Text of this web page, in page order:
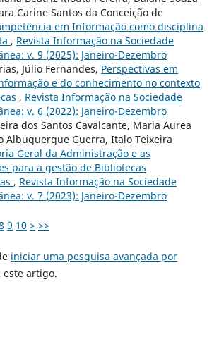
Carine Santos da Conceição de
em Informação como disciplina
, Revista Informação na Sociedade
v. 9 (2025): Janeiro-Dezembro
Júlio Fernandes, Perspectivas em
e do conhecimento no contexto
, Revista Informação na Sociedade
v. 6 (2022): Janeiro-Dezembro
dos Santos Cavalcante, Maria Aurea
Albuquerque Guerra, Italo Teixeira
Geral da Administração e as
para a gestão de Bibliotecas
, Revista Informação na Sociedade
v. 7 (2023): Janeiro-Dezembro
9 10 > >>
iniciar uma pesquisa avançada por
artigo.